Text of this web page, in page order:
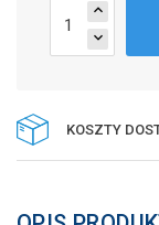
expand_more
expand_less
KOSZTY